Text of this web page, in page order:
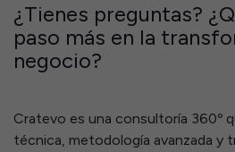
¿Tienes preguntas?
paso más en la
negocio?
Cratevo es una consultoría 360º
técnica, metodología avanzada y